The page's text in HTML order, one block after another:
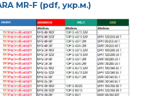
MR-F (pdf, укр.м.)